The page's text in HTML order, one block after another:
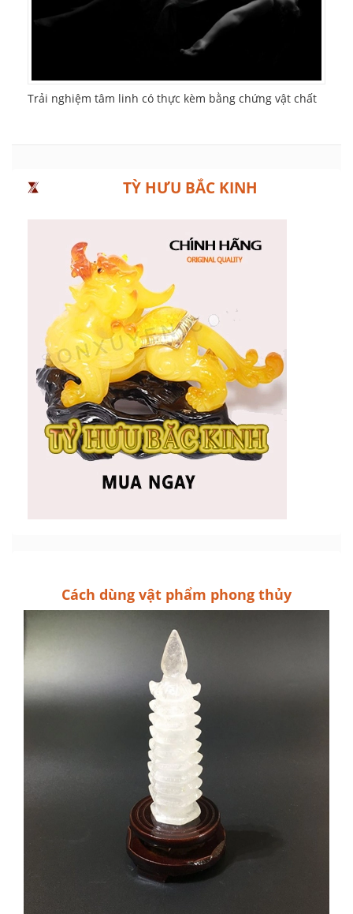
Trải nghiệm tâm linh có thực kèm bằng chứng vật chất
TỲ HƯU BẮC KINH
Cách dùng vật phẩm phong thủy